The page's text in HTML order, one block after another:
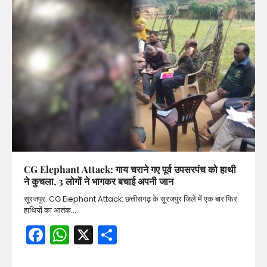
CG Elephant Attack: गाय चराने गए पूर्व उपसरपंच को हाथी
ने कुचला, 3 लोगों ने भागकर बचाई अपनी जान
सूरजपुर: CG Elephant Attack: छत्तीसगढ़ के सूरजपुर जिले में एक बार फिर
हाथियों का आतंक…
Facebook
WhatsApp
X